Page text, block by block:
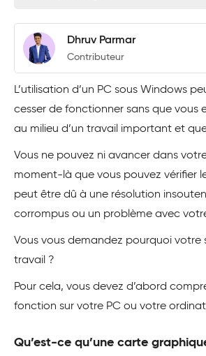
Dhruv Parmar
Contributeur
L’utilisation d’un PC sous Windows
cesser de fonctionner sans que vous
au milieu d’un travail important et
Vous ne pouvez ni avancer dans
moment-là que vous pouvez vérifier
peut être dû à une résolution
corrompus ou un problème avec
Vous vous demandez pourquoi votre
travail ?
Pour cela, vous devez d’abord
fonction sur votre PC ou votre
Qu’est-ce qu’une carte